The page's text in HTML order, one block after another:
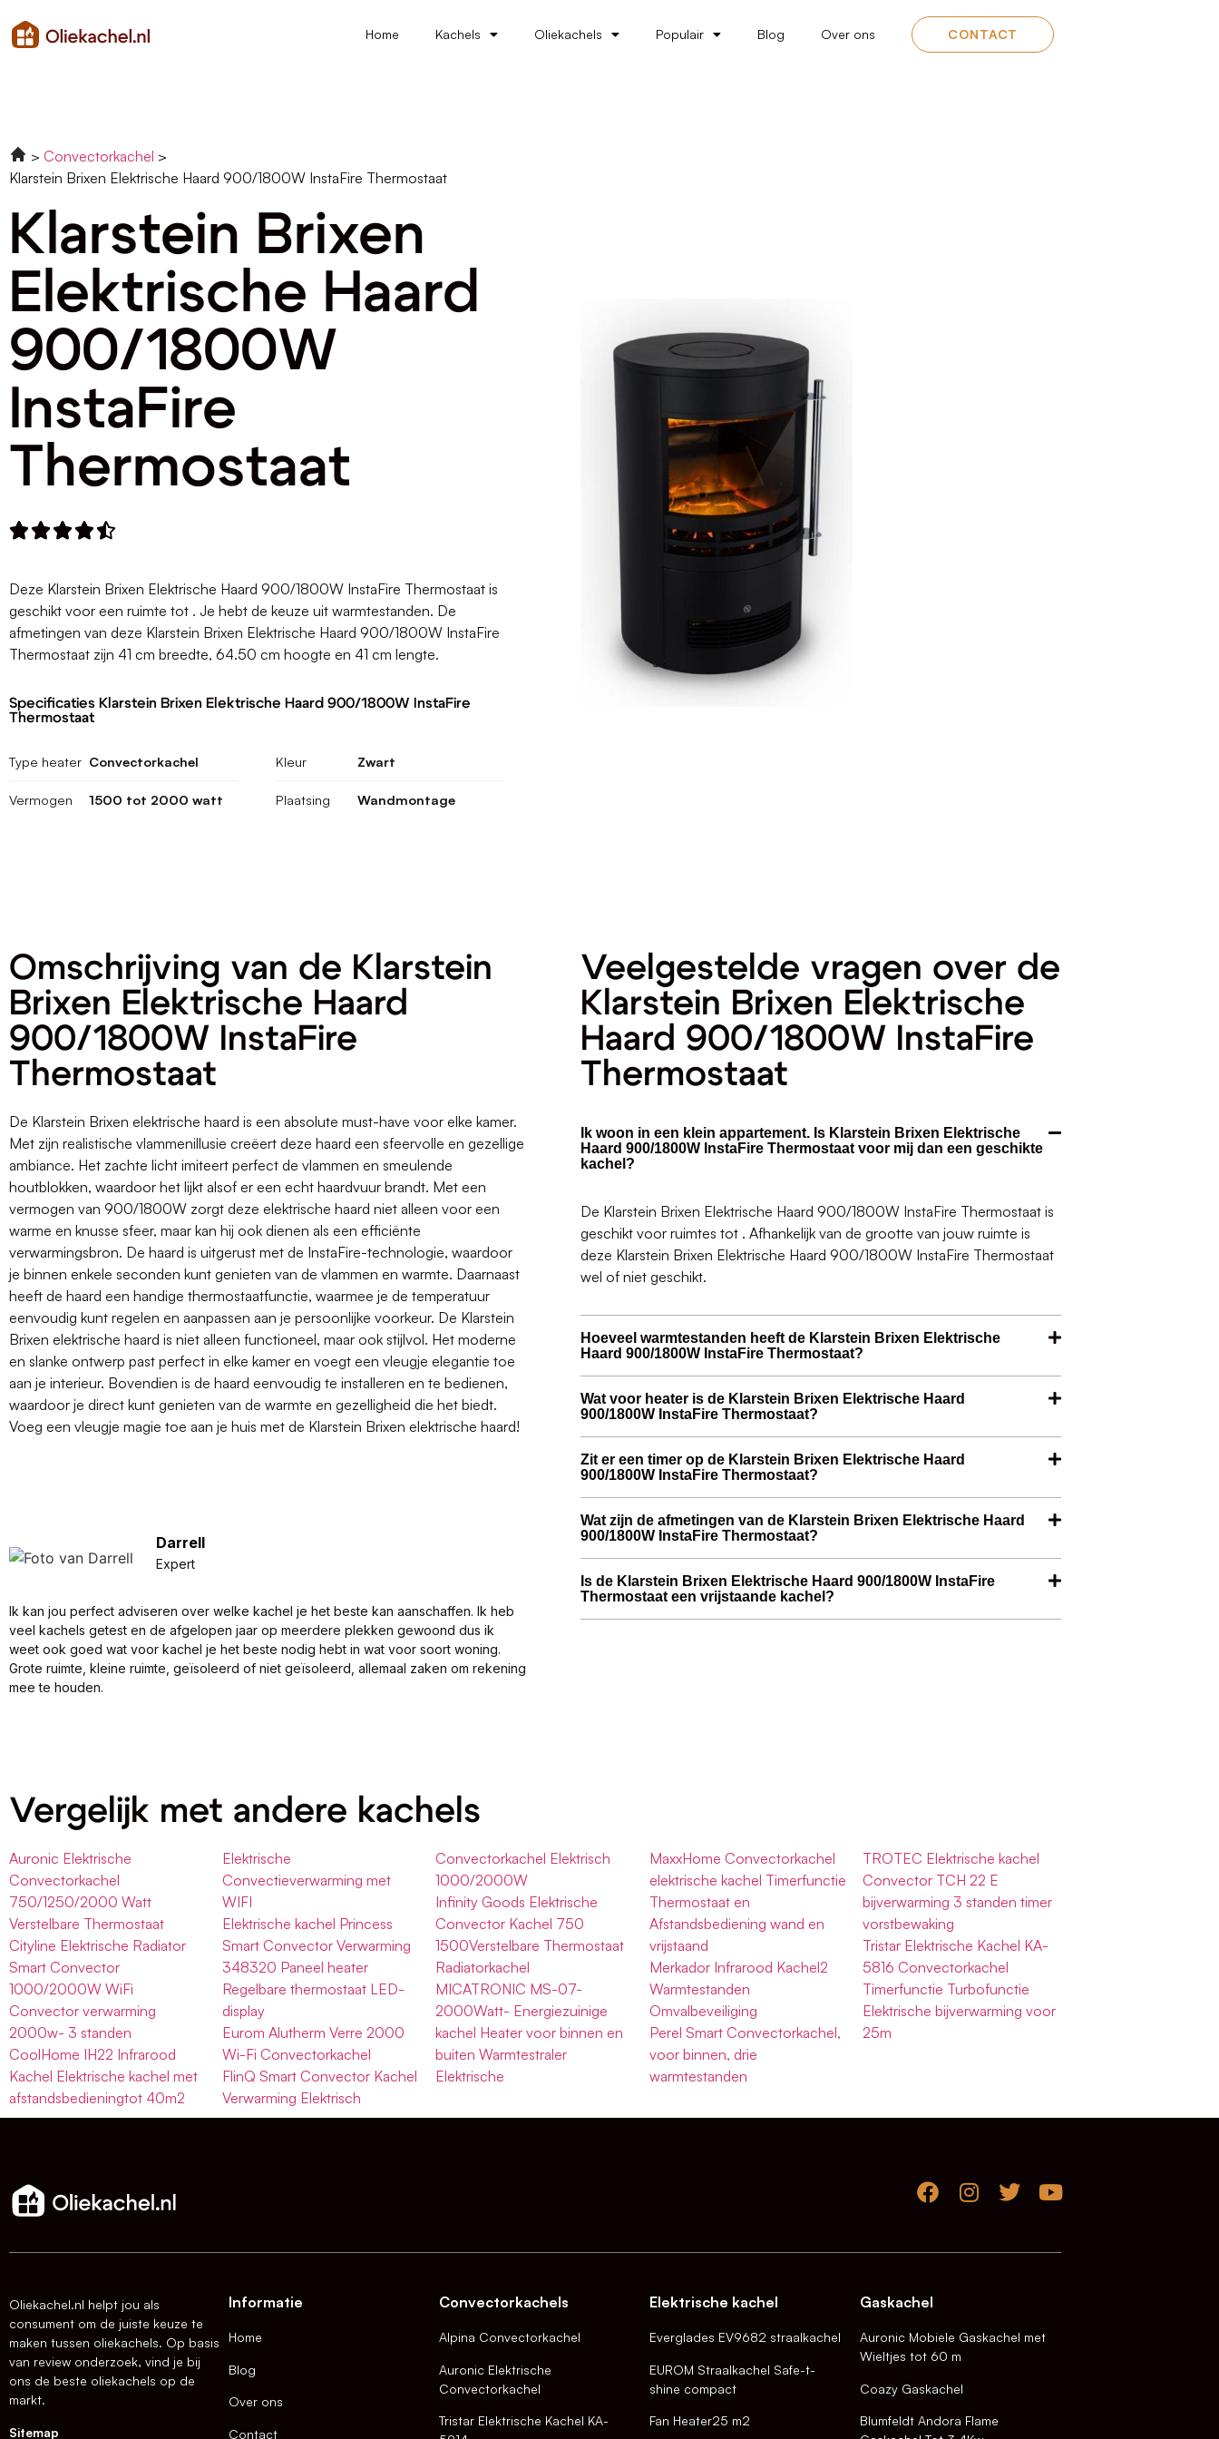
Home Kachels Oliekachels Populair Blog Over ons CONTACT
Convectorkachel
Klarstein Brixen Elektrische Haard 900/1800W InstaFire Thermostaat
Klarstein Brixen
Elektrische Haard
900/1800W
InstaFire
Thermostaat

Deze Klarstein Brixen Elektrische Haard 900/1800W InstaFire Thermostaat is
geschikt voor een ruimte tot . Je hebt de keuze uit warmtestanden. De
afmetingen van deze Klarstein Brixen Elektrische Haard 900/1800W InstaFire
Thermostaat zijn 41 cm breedte, 64.50 cm hoogte en 41 cm lengte.
Specificaties Klarstein Brixen Elektrische Haard 900/1800W InstaFire
Thermostaat
Type heater Convectorkachel
Vermogen 1500 tot 2000 watt
Kleur Zwart
Plaatsing Wandmontage
Omschrijving van de Klarstein
Brixen Elektrische Haard
900/1800W InstaFire
Thermostaat
De Klarstein Brixen elektrische haard is een absolute must-have voor elke kamer.
Met zijn realistische vlammenillusie creëert deze haard een sfeervolle en gezellige
ambiance. Het zachte licht imiteert perfect de vlammen en smeulende
houtblokken, waardoor het lijkt alsof er een echt haardvuur brandt. Met een
vermogen van 900/1800W zorgt deze elektrische haard niet alleen voor een
warme en knusse sfeer, maar kan hij ook dienen als een efficiënte
verwarmingsbron. De haard is uitgerust met de InstaFire-technologie, waardoor
je binnen enkele seconden kunt genieten van de vlammen en warmte. Daarnaast
heeft de haard een handige thermostaatfunctie, waarmee je de temperatuur
eenvoudig kunt regelen en aanpassen aan je persoonlijke voorkeur. De Klarstein
Brixen elektrische haard is niet alleen functioneel, maar ook stijlvol. Het moderne
en slanke ontwerp past perfect in elke kamer en voegt een vleugje elegantie toe
aan je interieur. Bovendien is de haard eenvoudig te installeren en te bedienen,
waardoor je direct kunt genieten van de warmte en gezelligheid die het biedt.
Voeg een vleugje magie toe aan je huis met de Klarstein Brixen elektrische haard!
Darrell
Expert
Ik kan jou perfect adviseren over welke kachel je het beste kan aanschaffen. Ik heb
veel kachels getest en de afgelopen jaar op meerdere plekken gewoond dus ik
weet ook goed wat voor kachel je het beste nodig hebt in wat voor soort woning.
Grote ruimte, kleine ruimte, geïsoleerd of niet geïsoleerd, allemaal zaken om rekening
mee te houden.
Veelgestelde vragen over de
Klarstein Brixen Elektrische
Haard 900/1800W InstaFire
Thermostaat
Ik woon in een klein appartement. Is Klarstein Brixen Elektrische
Haard 900/1800W InstaFire Thermostaat voor mij dan een geschikte
kachel?
De Klarstein Brixen Elektrische Haard 900/1800W InstaFire Thermostaat is
geschikt voor ruimtes tot . Afhankelijk van de grootte van jouw ruimte is
deze Klarstein Brixen Elektrische Haard 900/1800W InstaFire Thermostaat
wel of niet geschikt.
Hoeveel warmtestanden heeft de Klarstein Brixen Elektrische
Haard 900/1800W InstaFire Thermostaat?
Wat voor heater is de Klarstein Brixen Elektrische Haard
900/1800W InstaFire Thermostaat?
Zit er een timer op de Klarstein Brixen Elektrische Haard
900/1800W InstaFire Thermostaat?
Wat zijn de afmetingen van de Klarstein Brixen Elektrische Haard
900/1800W InstaFire Thermostaat?
Is de Klarstein Brixen Elektrische Haard 900/1800W InstaFire
Thermostaat een vrijstaande kachel?
Vergelijk met andere kachels
Auronic Elektrische
Convectorkachel
750/1250/2000 Watt
Verstelbare Thermostaat
Cityline Elektrische Radiator
Smart Convector
1000/2000W WiFi
Convector verwarming
2000w- 3 standen
CoolHome IH22 Infrarood
Kachel Elektrische kachel met
afstandsbedieningtot 40m2
Elektrische
Convectieverwarming met
WIFI
Elektrische kachel Princess
Smart Convector Verwarming
348320 Paneel heater
Regelbare thermostaat LED-
display
Eurom Alutherm Verre 2000
Wi-Fi Convectorkachel
FlinQ Smart Convector Kachel
Verwarming Elektrisch
Convectorkachel Elektrisch
1000/2000W
Infinity Goods Elektrische
Convector Kachel 750
1500Verstelbare Thermostaat
Radiatorkachel
MICATRONIC MS-07-
2000Watt- Energiezuinige
kachel Heater voor binnen en
buiten Warmtestraler
Elektrische
MaxxHome Convectorkachel
elektrische kachel Timerfunctie
Thermostaat en
Afstandsbediening wand en
vrijstaand
Merkador Infrarood Kachel2
Warmtestanden
Omvalbeveiliging
Perel Smart Convectorkachel,
voor binnen, drie
warmtestanden
TROTEC Elektrische kachel
Convector TCH 22 E
bijverwarming 3 standen timer
vorstbewaking
Tristar Elektrische Kachel KA-
5816 Convectorkachel
Timerfunctie Turbofunctie
Elektrische bijverwarming voor
25m
Oliekachel.nl helpt jou als
consument om de juiste keuze te
maken tussen oliekachels. Op basis
van review onderzoek, vind je bij
ons de beste oliekachels op de
markt.
Sitemap
Informatie
Home
Blog
Over ons
Contact
Convectorkachels
Alpina Convectorkachel
Auronic Elektrische
Convectorkachel
Tristar Elektrische Kachel KA-
Elektrische kachel
Everglades EV9682 straalkachel
EUROM Straalkachel Safe-t-
shine compact
Fan Heater25 m2
Gaskachel
Auronic Mobiele Gaskachel met
Wieltjes tot 60 m
Coazy Gaskachel
Blumfeldt Andora Flame